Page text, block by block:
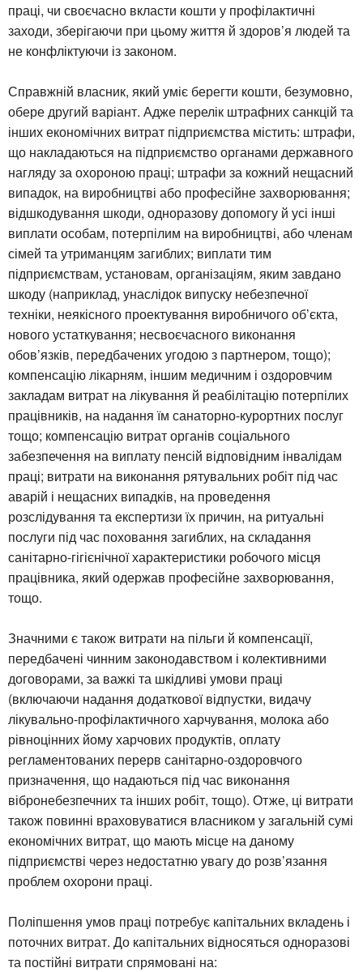
праці, чи своєчасно вкласти кошти у профілактичні
заходи, зберігаючи при цьому життя й здоров’я людей та
не конфліктуючи із законом.
Справжній власник, який уміє берегти кошти, безумовно,
обере другий варіант. Адже перелік штрафних санкцій та
інших економічних витрат підприємства містить: штрафи,
що накладаються на підприємство органами державного
нагляду за охороною праці; штрафи за кожний нещасний
випадок, на виробництві або професійне захворювання;
відшкодування шкоди, одноразову допомогу й усі інші
виплати особам, потерпілим на виробництві, або членам
сімей та утриманцям загиблих; виплати тим
підприємствам, установам, організаціям, яким завдано
шкоду (наприклад, унаслідок випуску небезпечної
техніки, неякісного проектування виробничого об’єкта,
нового устаткування; несвоєчасного виконання
обов’язків, передбачених угодою з партнером, тощо);
компенсацію лікарням, іншим медичним і оздоровчим
закладам витрат на лікування й реабілітацію потерпілих
працівників, на надання їм санаторно-курортних послуг
тощо; компенсацію витрат органів соціального
забезпечення на виплату пенсій відповідним інвалідам
праці; витрати на виконання рятувальних робіт під час
аварій і нещасних випадків, на проведення
розслідування та експертизи їх причин, на ритуальні
послуги під час поховання загиблих, на складання
санітарно-гігієнічної характеристики робочого місця
працівника, який одержав професійне захворювання,
тощо.
Значними є також витрати на пільги й компенсації,
передбачені чинним законодавством і колективними
договорами, за важкі та шкідливі умови праці
(включаючи надання додаткової відпустки, видачу
лікувально-профілактичного харчування, молока або
рівноцінних йому харчових продуктів, оплату
регламентованих перерв санітарно-оздоровчого
призначення, що надаються під час виконання
вібронебезпечних та інших робіт, тощо). Отже, ці витрати
також повинні враховуватися власником у загальній сумі
економічних витрат, що мають місце на даному
підприємстві через недостатню увагу до розв’язання
проблем охорони праці.
Поліпшення умов праці потребує капітальних вкладень і
поточних витрат. До капітальних відносяться одноразові
та постійні витрати спрямовані на: